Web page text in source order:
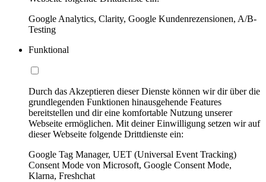
Google Analytics, Clarity, Google Kundenrezensionen, A/B-
Testing
Funktional
Durch das Akzeptieren dieser Dienste können wir dir über die
grundlegenden Funktionen hinausgehende Features
bereitstellen und dir eine komfortable Nutzung unserer
Webseite ermöglichen. Mit deiner Einwilligung setzen wir auf
dieser Webseite folgende Drittdienste ein:
Google Tag Manager, UET (Universal Event Tracking)
Consent Mode von Microsoft, Google Consent Mode,
Klarna, Freshchat